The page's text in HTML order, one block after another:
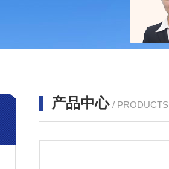
产品中心 / PRODUCTS